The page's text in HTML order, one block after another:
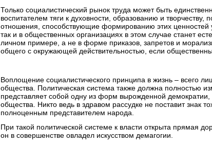
Только социалистический рынок труда может быть
воспитателем тяги к духовности, образованию и творчеству,
отношения, способствующие формированию этих ценностей
так и в общественных организациях в этом случае станет
личном примере, а не в форме приказов, запретов и
общего с окружающей действительностью, если
Воплощение социалистического принципа в жизнь – всего
общества. Политическая система также должна полностью
представляет собой одну из форм вырожденной демократии,
общества. Никто ведь в здравом рассудке не поставит знак
полноценным представителем народа.
При такой политической системе к власти открыта прямая
он в совершенстве овладел искусством демагогии.